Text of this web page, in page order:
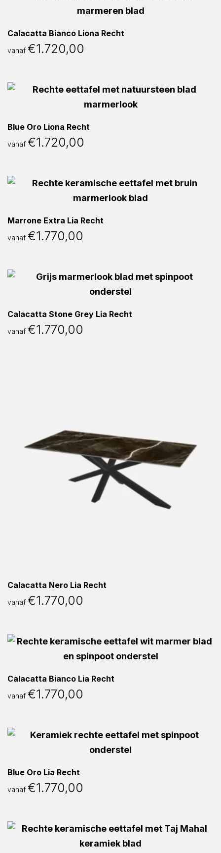
Calacatta Bianco Liona Recht
vanaf €1.720,00
Blue Oro Liona Recht
vanaf €1.720,00
Marrone Extra Lia Recht
vanaf €1.770,00
Calacatta Stone Grey Lia Recht
vanaf €1.770,00
Calacatta Nero Lia Recht
vanaf €1.770,00
Calacatta Bianco Lia Recht
vanaf €1.770,00
Blue Oro Lia Recht
vanaf €1.770,00